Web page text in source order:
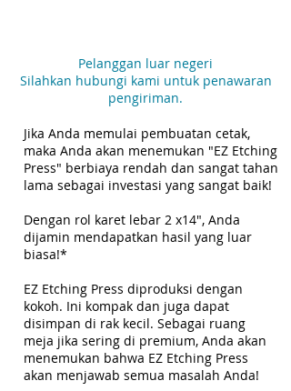
Pelanggan luar negeri
Silahkan hubungi kami untuk penawaran
pengiriman.
Jika Anda memulai pembuatan cetak,
maka Anda akan menemukan "EZ Etching
Press" berbiaya rendah dan sangat tahan
lama sebagai investasi yang sangat baik!
Dengan rol karet lebar 2 x14", Anda
dijamin mendapatkan hasil yang luar
biasa!*
EZ Etching Press diproduksi dengan
kokoh. Ini kompak dan juga dapat
disimpan di rak kecil. Sebagai ruang
meja jika sering di premium, Anda akan
menemukan bahwa EZ Etching Press
akan menjawab semua masalah Anda!